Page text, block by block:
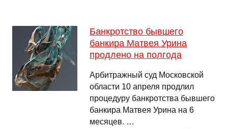
Банкротство бывшего
банкира Матвея Урина
продлено на полгода
Арбитражный суд Московской
области 10 апреля продлил
процедуру банкротства бывшего
банкира Матвея Урина на 6
месяцев. …